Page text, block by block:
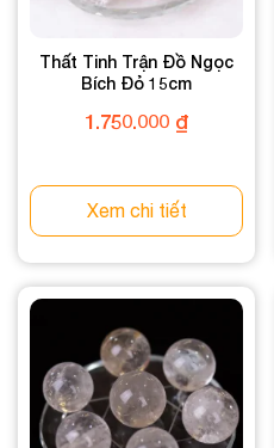
Thất Tinh Trận Đồ Ngọc
Bích Đỏ 15cm
1.750.000 ₫
Xem chi tiết